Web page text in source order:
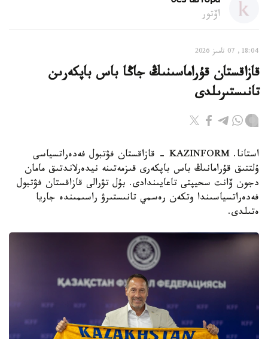
اۆتور
18:04, 07 تامىز 2026
قازاقستان قۇراماسىنىڭ جاڭا باس باپكەرىن
تانىستىرىلدى
استانا. KAZINFORM - قازاقستان فۋتبول فەدەراتسياسى
ۇلتتىق قۇرامانىڭ باس باپكەرى قىزمەتىنە نيدەرلاندتىق مامان
دجون ۆانت سحيپتى تاعايىندادى. بۇل تۋرالى قازاقستان فۋتبول
فەدەراتسياسىندا وتكەن رەسمي تانىستىرۋ راسىمىندە جاريا
ەتىلدى.